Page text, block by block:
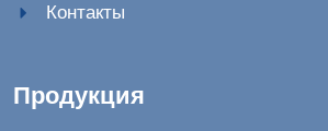
Контакты
Продукция